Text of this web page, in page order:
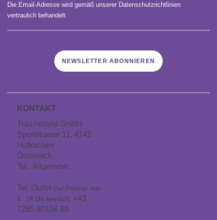
Die Email-Adresse wird gemäß unserer Datenschutzrichtlinien
vertraulich behandelt.
NEWSLETTER ABONNIEREN
KONTAKT
Träumeland GmbH
Sportstrasse 11, 4142
Hofkirchen
Österreich
Tel. Allgemein:
Tel. Outlet (nur Freitags von
8 - 14 Uhr besetzt): +43
7285 60106 66